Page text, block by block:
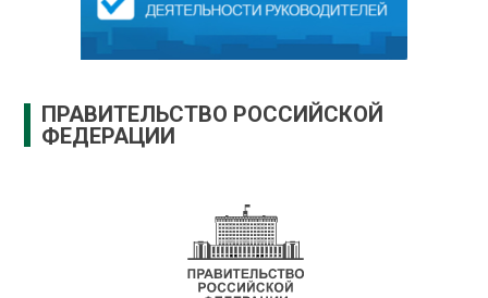
ПРАВИТЕЛЬСТВО РОССИЙСКОЙ
ФЕДЕРАЦИИ